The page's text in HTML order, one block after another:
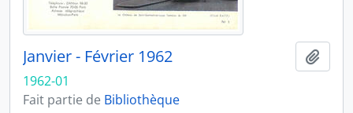
Janvier - Février 1962
1962-01
Fait partie de Bibliothèque